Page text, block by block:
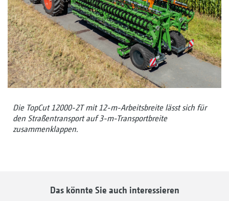
Die TopCut 12000-2T mit 12-m-Arbeitsbreite lässt sich für
den Straßentransport auf 3-m-Transportbreite
zusammenklappen.
Das könnte Sie auch interessieren